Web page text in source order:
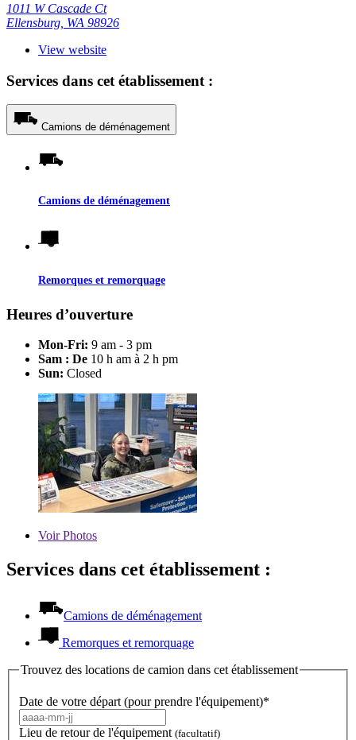
1011 W Cascade Ct
Ellensburg, WA 98926
View website
Services dans cet établissement :
Camions de déménagement
Camions de déménagement
Remorques et remorquage
Heures d’ouverture
Mon-Fri: 9 am - 3 pm
Sam : De 10 h am à 2 h pm
Sun: Closed
VoirPhotos
Services dans cet établissement :
Camions de déménagement
Remorques et remorquage
Trouvez des locations de camion dans cet établissement
Date de votre départ (pour prendre l'équipement)*
Lieu de retour de l'équipement (facultatif)